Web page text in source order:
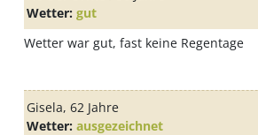
Wetter: gut
Wetter war gut, fast keine Regentage
Gisela, 62 Jahre
Wetter: ausgezeichnet